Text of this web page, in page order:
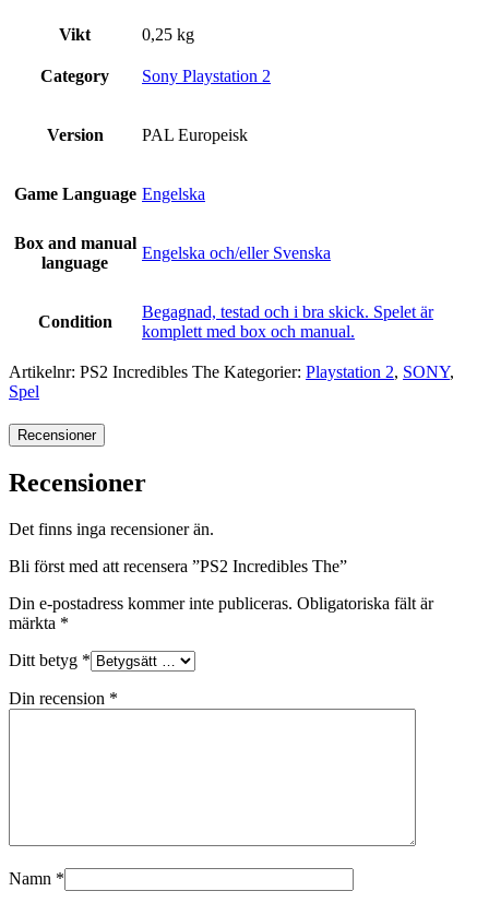
Vikt 0,25 kg
Category Sony Playstation 2
Version PAL Europeisk
Game Language Engelska
Box and manual
language
Engelska och/eller Svenska
Condition
Begagnad, testad och i bra skick. Spelet är
komplett med box och manual.
Artikelnr: PS2 Incredibles The Kategorier: Playstation 2, SONY,
Spel
Recensioner
Recensioner
Det finns inga recensioner än.
Bli först med att recensera ”PS2 Incredibles The”
Din e-postadress kommer inte publiceras. Obligatoriska fält är
märkta *
Ditt betyg *
Din recension *
Namn *